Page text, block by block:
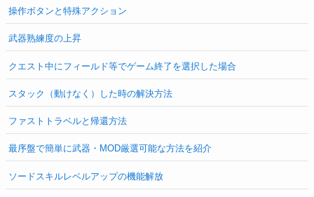
操作ボタンと特殊アクション
武器熟練度の上昇
クエスト中にフィールド等でゲーム終了を選択した場合
スタック（動けなく）した時の解決方法
ファストトラベルと帰還方法
最序盤で簡単に武器・MOD厳選可能な方法を紹介
ソードスキルレベルアップの機能解放